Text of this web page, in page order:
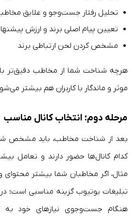
تحلیل رفتار جست‌وجو و علایق
تعیین پیام اصلی برند و ارزش
مشخص کردن لحن ارتباطی برند
هرچه شناخت شما از مخاطب دقیق‌تر
موثر و ماندگار با کاربران هم بیشتر
مرحله دوم؛ انتخاب کانال مناسب
بعد از شناخت مخاطب، باید مشخص
کدام کانال‌ها حضور دارند و تعامل
مثال، اگر مخاطبان شما بیشتر
تبلیغات یوتیوب گزینه مناسبی است؛ در
هنگام جست‌وجوی نیازهای خود به